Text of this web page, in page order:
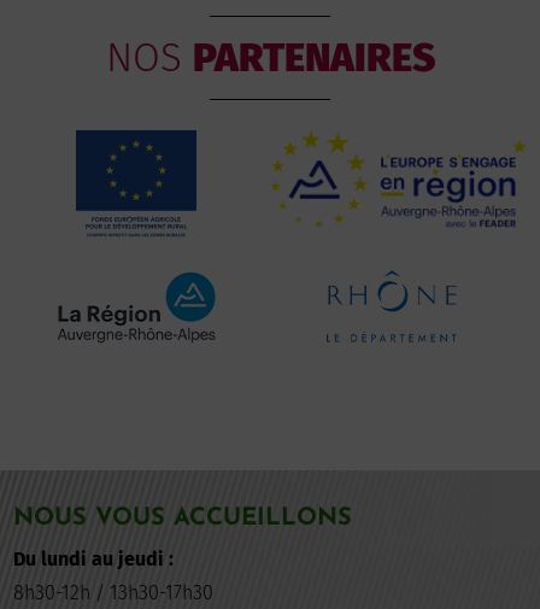
NOS PARTENAIRES
NOUS VOUS ACCUEILLONS
Du lundi au jeudi :
8h30-12h / 13h30-17h30